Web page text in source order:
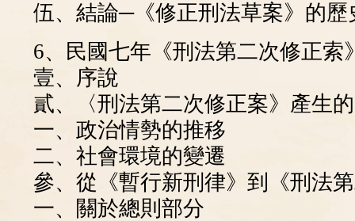
伍、結論─《修正刑法草案》的歷
6、民國七年《刑法第二次修正索
壹、序說
貳、〈刑法第二次修正案》產生
一、政治情勢的推移
二、社會環境的變遷
參、從《暫行新刑律》到《刑法
一、關於總則部分